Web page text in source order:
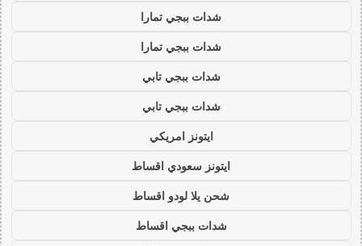
شدات ببجي تمارا
شدات ببجي تمارا
شدات ببجي تابي
شدات ببجي تابي
ايتونز امريكي
ايتونز سعودي اقساط
شحن يلا لودو اقساط
شدات ببجي اقساط